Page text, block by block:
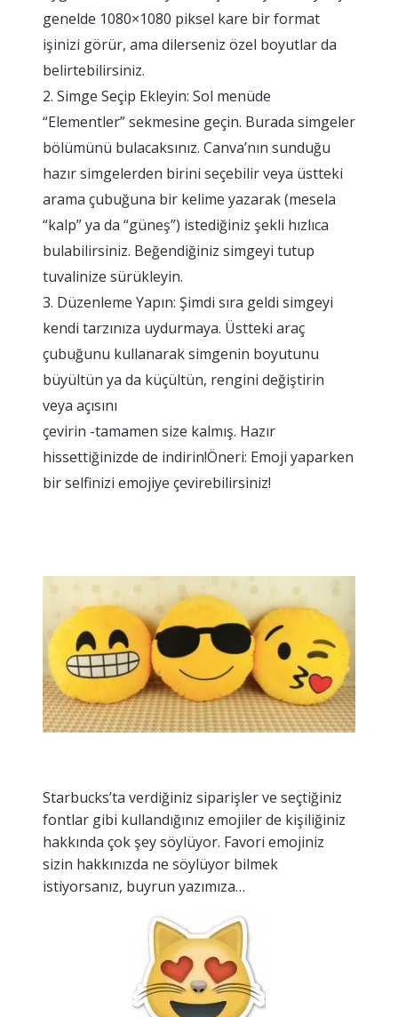
genelde 1080×1080 piksel kare bir format
işinizi görür, ama dilerseniz özel boyutlar da
belirtebilirsiniz.
2. Simge Seçip Ekleyin: Sol menüde
“Elementler” sekmesine geçin. Burada simgeler
bölümünü bulacaksınız. Canva’nın sunduğu
hazır simgelerden birini seçebilir veya üstteki
arama çubuğuna bir kelime yazarak (mesela
“kalp” ya da “güneş”) istediğiniz şekli hızlıca
bulabilirsiniz. Beğendiğiniz simgeyi tutup
tuvalinize sürükleyin.
3. Düzenleme Yapın: Şimdi sıra geldi simgeyi
kendi tarzınıza uydurmaya. Üstteki araç
çubuğunu kullanarak simgenin boyutunu
büyültün ya da küçültün, rengini değiştirin
veya açısını
çevirin -tamamen size kalmış. Hazır
hissettiğinizde de indirin!Öneri: Emoji yaparken
bir selfinizi emojiye çevirebilirsiniz!
Starbucks’ta verdiğiniz siparişler ve seçtiğiniz
fontlar gibi kullandığınız emojiler de kişiliğiniz
hakkında çok şey söylüyor. Favori emojiniz
sizin hakkınızda ne söylüyor bilmek
istiyorsanız, buyrun yazımıza…